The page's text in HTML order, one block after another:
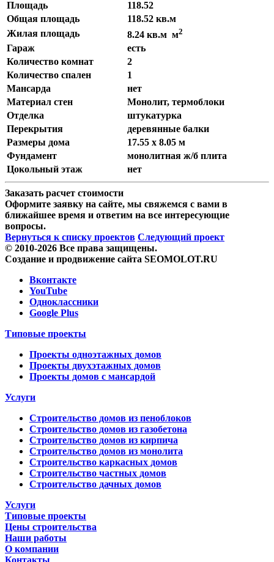
Площадь
118.52
Общая площадь
118.52 кв.м
Жилая площадь
8.24 кв.м м2
Гараж
есть
Количество комнат
2
Количество спален
1
Мансарда
нет
Материал стен
Монолит, термоблоки
Отделка
штукатурка
Перекрытия
деревянные балки
Размеры дома
17.55 x 8.05 м
Фундамент
монолитная ж/б плита
Цокольный этаж
нет
Заказать расчет стоимости
Оформите заявку на сайте, мы свяжемся с вами в
ближайшее время и ответим на все интересующие
вопросы.
Вернуться к списку проектов Следующий проект
© 2010-2026 Все права защищены.
Создание и продвижение сайта SEOMOLOT.RU
Вконтакте
YouTube
Одноклассники
Google Plus
Типовые проекты
Проекты одноэтажных домов
Проекты двухэтажных домов
Проекты домов с мансардой
Услуги
Строительство домов из пеноблоков
Строительство домов из газобетона
Строительство домов из кирпича
Строительство домов из монолита
Строительство каркасных домов
Строительство частных домов
Строительство дачных домов
Услуги
Типовые проекты
Цены строительства
Наши работы
О компании
Контакты